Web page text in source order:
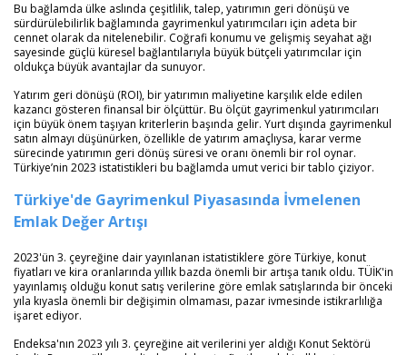
Bu bağlamda ülke aslında çeşitlilik, talep, yatırımın geri dönüşü ve
sürdürülebilirlik bağlamında gayrimenkul yatırımcıları için adeta bir
cennet olarak da nitelenebilir. Coğrafi konumu ve gelişmiş seyahat ağı
sayesinde güçlü küresel bağlantılarıyla büyük bütçeli yatırımcılar için
oldukça büyük avantajlar da sunuyor.
Yatırım geri dönüşü (ROI), bir yatırımın maliyetine karşılık elde edilen
kazancı gösteren finansal bir ölçüttür. Bu ölçüt gayrimenkul yatırımcıları
için büyük önem taşıyan kriterlerin başında gelir. Yurt dışında gayrimenkul
satın almayı düşünürken, özellikle de yatırım amaçlıysa, karar verme
sürecinde yatırımın geri dönüş süresi ve oranı önemli bir rol oynar.
Türkiye’nin 2023 istatistikleri bu bağlamda umut verici bir tablo çiziyor.
Türkiye'de Gayrimenkul Piyasasında İvmelenen
Emlak Değer Artışı
2023'ün 3. çeyreğine dair yayınlanan istatistiklere göre Türkiye, konut
fiyatları ve kira oranlarında yıllık bazda önemli bir artışa tanık oldu. TÜİK'in
yayınlamış olduğu konut satış verilerine göre emlak satışlarında bir önceki
yıla kıyasla önemli bir değişimin olmaması, pazar ivmesinde istikrarlılığa
işaret ediyor.
Endeksa'nın 2023 yılı 3. çeyreğine ait verilerini yer aldığı Konut Sektörü